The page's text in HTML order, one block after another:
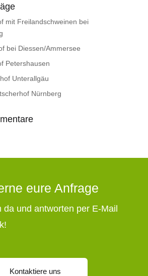
mit Freilandschweinen bei
bei Diessen/Ammersee
Petershausen
Unterallgäu
Nürnberg
eure Anfrage
und antworten per E-Mail
Kontaktiere uns